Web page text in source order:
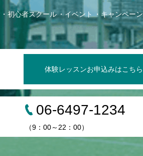
初心者スクール イベント キャンペーン
体験レッスンお申込みはこちら
06-6497-1234
（9：00～22：00）